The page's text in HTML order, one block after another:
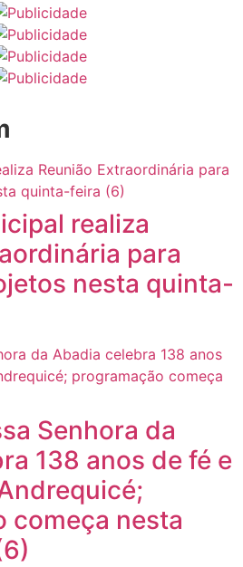
realiza
para
nesta quinta-
Senhora da
138 anos de fé e
começa nesta